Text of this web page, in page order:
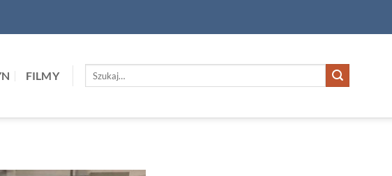
FILMY Szukaj: